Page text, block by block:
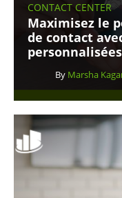
CONTACT CENTER
Maximisez le
de contact
personnalisées
By Marsha